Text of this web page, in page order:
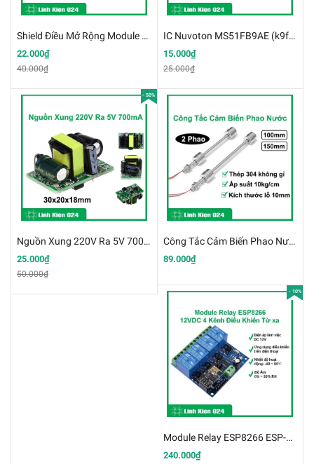
Shield Điều Mở Rộng Module Điều Khiển Động Cơ Bước A4988 DRV8825
22.000₫
40.000₫
IC Nuvoton MS51FB9AE (k9f17)
15.000₫
25.000₫
- 50%
Nguồn Xung 220V Ra 5V 700mA
25.000₫
50.000₫
Công Tắc Cảm Biến Phao Nước 2 Phao Thép 304 Không Gỉ Điều Chỉnh Mức Chất Lỏng
89.000₫
- 10%
Module Relay ESP8266 ESP-01 DC 12 V 4 Kênh Hỗ Trợ Điều Khiển Từ Xa Trên Điện Thoại (K3D6)
240.000₫